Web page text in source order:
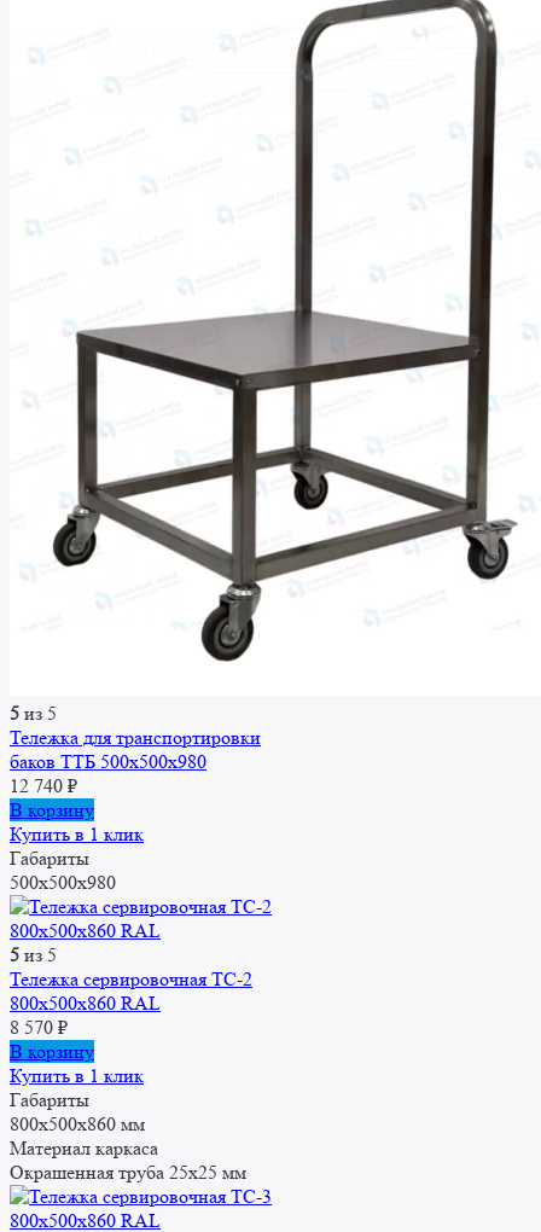
5 из 5
Тележка для транспортировки
баков ТТБ 500x500x980
12 740 ₽
В корзину
Купить в 1 клик
Габариты
500x500x980
5 из 5
Тележка сервировочная ТС-2
800х500х860 RAL
8 570 ₽
В корзину
Купить в 1 клик
Габариты
800x500x860 мм
Материал каркаса
Окрашенная труба 25x25 мм